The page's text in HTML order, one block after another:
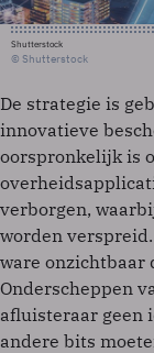
Shutterstock
© Shutterstock
De strategie is
innovatieve
oorspronkelijk is
verborgen,
worden
ware onzichtbaar
Onderscheppen
afluisteraar geen
andere bits